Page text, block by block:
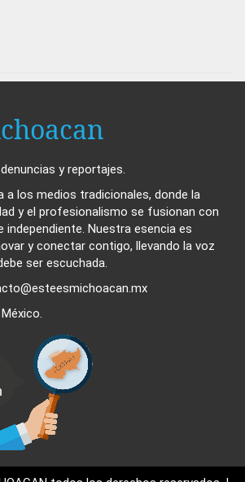
y reportajes.
a los medios tradicionales, donde la
y el profesionalismo se fusionan con
independiente. Nuestra esencia es
y conectar contigo, llevando la voz
ser escuchada.